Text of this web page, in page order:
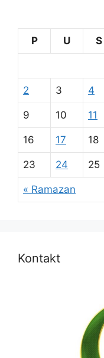
P
U S
« Ramazan
2 3 4
9 10 11
16 17 18
23 24 25
Kontakt